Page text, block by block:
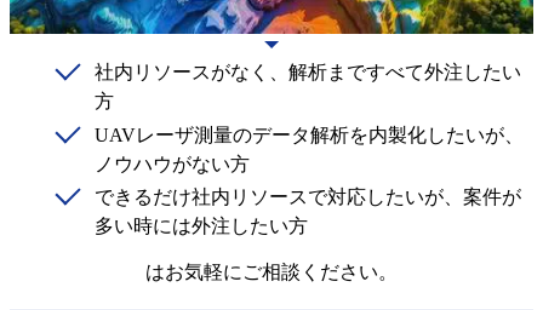
社内リソースがなく、解析まですべて外注したい
方
UAVレーザ測量のデータ解析を内製化したいが、
ノウハウがない方
できるだけ社内リソースで対応したいが、案件が
多い時には外注したい方
はお気軽にご相談ください。